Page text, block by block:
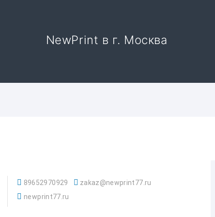
NewPrint в г. Москва
89652970929
zakaz@newprint77.ru
newprint77.ru